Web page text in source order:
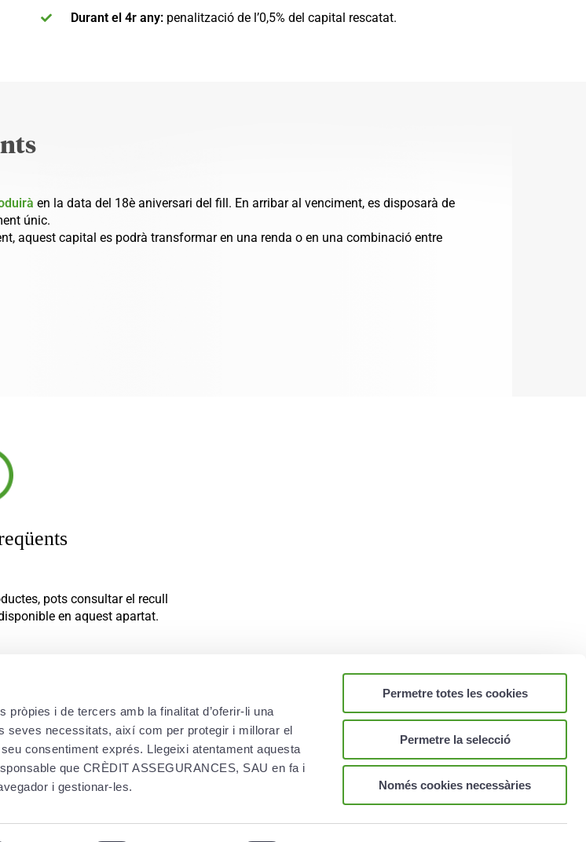
i de tercers amb la finalitat d’oferir-li una
seves necessitats, així com per protegir i millorar el
consentiment exprés. Llegeixi atentament aquesta
que CRÈDIT ASSEGURANCES, SAU en fa i
i gestionar-les.
Permetre totes les cookies
Permetre la selecció
Només cookies necessàries
Durant el 4r any:penalització de l’0,5% del capital rescatat.
en la data del 18è aniversari del fill. En arribar al venciment, es disposarà de
únic.
aquest capital es podrà transformar en una renda o en una combinació entre
pots consultar el recull
en aquest apartat.
LEGAL
Política de privacitat